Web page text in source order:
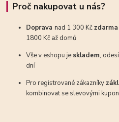
Proč nakupovat u nás?
Dopravanad 1 300 Kč zdarma
1800 Kč až domů
Vše v eshopu je skladem,
dní
Pro registrované zákazníky
kombinovat se slevovými